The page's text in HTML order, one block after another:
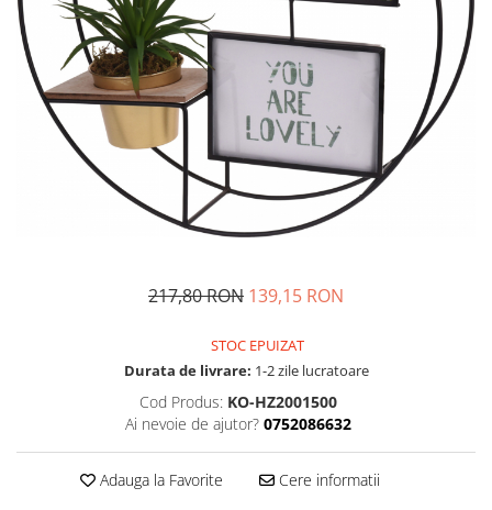
Fructiere si cosuri
Naproane si capace acoperire
alimente
Oliviere si solnite
Platouri servire
Suporturi oale
Tavi servire
Seturi servire tapas
Depozitare alimente
Cutii pentru paine
Recipiente si borcane
Organizatoare frigider
Obiecte mobilier
Rafturi
Suporturi
Ceasuri decorative
Covorase intrare
Suporturi si rame fotografii
Odorizante
Odorizante auto
Odorizante camera
Seturi desen
Rucsacuri
217,80 RON 139,15 RON
STOC EPUIZAT
Durata de livrare: 1-2 zile lucratoare
Cod Produs: KO-HZ2001500
Ai nevoie de ajutor? 0752086632
Adauga la Favorite Cere informatii